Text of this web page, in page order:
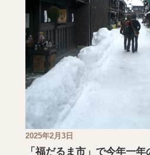
2025年2月3日
「福だるま市」で今年一